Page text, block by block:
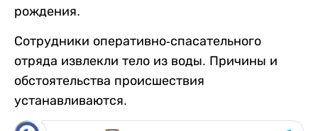
рождения.
Сотрудники оперативно-спасательного
отряда извлекли тело из воды. Причины и
обстоятельства происшествия
устанавливаются.